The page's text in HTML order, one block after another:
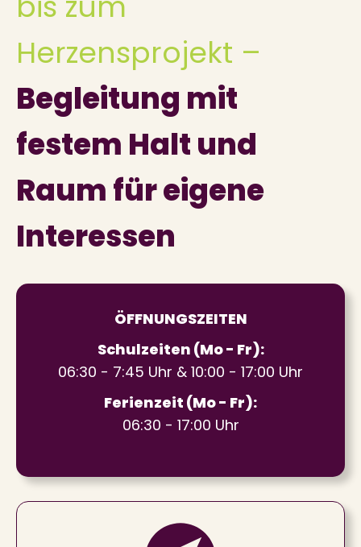
Herzensprojekt –
Begleitung mit
festem Halt und
Raum für eigene
Interessen
ÖFFNUNGSZEITEN
Schulzeiten (Mo - Fr):
06:30 - 7:45 Uhr & 10:00 - 17:00 Uhr
Ferienzeit (Mo - Fr):
06:30 - 17:00 Uhr